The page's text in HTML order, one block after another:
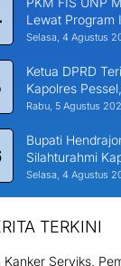
Lewat Program
Nagari di
Selasa, 4 Agustus
Ketua DPRD
Kapolres
Kerjasama
Rabu, 5 Agustus
Bupati
Silahturahmi
Bersama PJU
Selasa, 4 Agustus
TERKINI
Kanker Serviks,